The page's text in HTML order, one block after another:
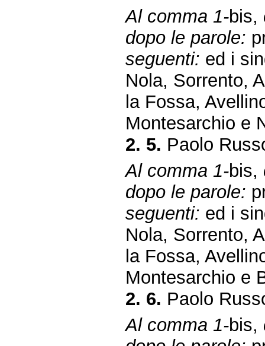
Al comma 1-bis,
dopo le parole:
seguenti: ed i
Nola, Sorrento,
la Fossa,
Montesarchio e
2. 5. Paolo
Al comma 1-bis,
dopo le parole:
seguenti: ed i
Nola, Sorrento,
la Fossa,
Montesarchio e
2. 6. Paolo
Al comma 1-bis,